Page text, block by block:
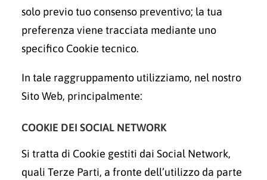
solo previo tuo consenso preventivo; la tua
preferenza viene tracciata mediante uno
specifico Cookie tecnico.
In tale raggruppamento utilizziamo, nel nostro
Sito Web, principalmente:
COOKIE DEI SOCIAL NETWORK
Si tratta di Cookie gestiti dai Social Network,
quali Terze Parti, a fronte dell’utilizzo da parte